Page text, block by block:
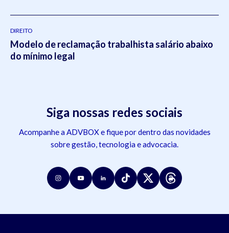
DIREITO
Modelo de reclamação trabalhista salário abaixo
do mínimo legal
Siga nossas redes sociais
Acompanhe a ADVBOX e fique por dentro das novidades
sobre gestão, tecnologia e advocacia.